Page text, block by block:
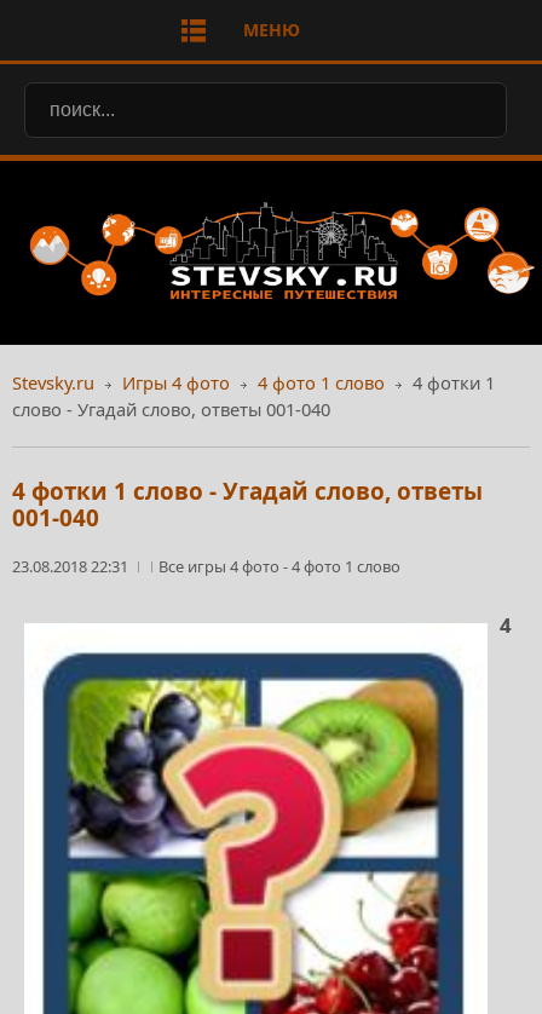
МЕНЮ
Stevsky.ru Игры 4 фото 4 фото 1 слово
4 фотки 1
слово - Угадай слово, ответы 001-040
4 фотки 1 слово - Угадай слово, ответы
001-040
23.08.2018 22:31 Все игры 4 фото -4 фото 1 слово
4